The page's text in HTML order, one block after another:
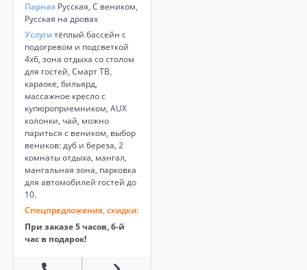
Парная Русская, С веником,
Русская на дровах
Услуги тёплый бассейн с
подогревом и подсветкой
4х6, зона отдыха со столом
для гостей, Смарт ТВ,
караоке, бильярд,
массажное кресло с
купюроприемником, AUX
колонки, чай, можно
париться с веником, выбор
веников: дуб и береза, 2
комнаты отдыха, мангал,
мангальная зона, парковка
для автомобилей гостей до
10.
Спецпредложения, скидки:
При заказе 5 часов, 6-й
час в подарок!